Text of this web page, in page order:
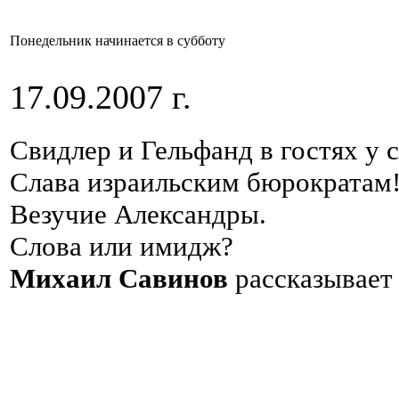
Понедельник начинается в субботу
17.09.2007 г.
Свидлер и Гельфанд в гостях у
Слава израильским
Везучие Александры.
Слова или имидж?
Михаил Савинов